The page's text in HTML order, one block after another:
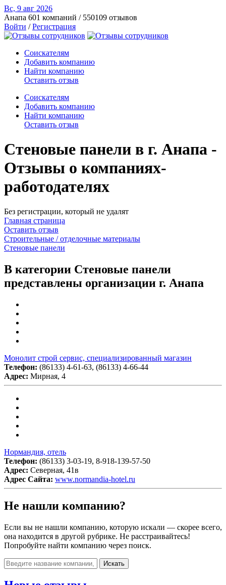
Вс, 9 авг 2026
Анапа 601 компаний / 550109 отзывов
Войти /Регистрация
Соискателям
Добавить компанию
Найти компанию
Оставить отзыв
Соискателям
Добавить компанию
Найти компанию
Оставить отзыв
Стеновые панели в г. Анапа -
Отзывы о компаниях-
работодателях
Без регистрации, который не удалят
Главная страница
Оставить отзыв
Строительные / отделочные материалы
Стеновые панели
В категории Стеновые панели
представлены организации г. Анапа
Монолит строй сервис, специализированный магазин
Телефон: (86133) 4-61-63, (86133) 4-66-44
Адрес: Мирная, 4
Нормандия, отель
Телефон: (86133) 3-03-19, 8-918-139-57-50
Адрес: Северная, 41в
Адрес Сайта: www.normandia-hotel.ru
Не нашли компанию?
Если вы не нашли компанию, которую искали — скорее всего,
она находится в другой рубрике. Не расстраивайтесь!
Попробуйте найти компанию через поиск.
Искать